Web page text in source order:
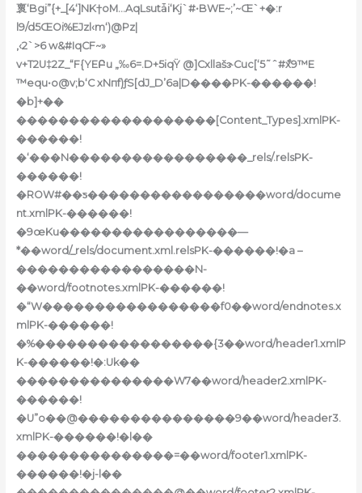
褱‘Bgi”{+_[4‘]NK†oM…AqLsutǡi‘Kj`#•BWE~;’~Œ`+�:r
l9/d5ŒOi%EJzl‹m‘)@Pz|
,‹2`>6 w&#IqCF~»
v+T2U‡2Z_“F{YEԲu „‰6=.D+5iqŸ @]CxllašɝCuc[‘5˜ˆ#ާx9™E
™equ•o@v;b‘C xNпf)ƒS[dJ_D’6a|D����PK-������!
�b]+��
�������������������[Content_Types].xmlPK-
������!
�‘���N�����������������_rels/.relsPK-
������!
�ROW#��ƽ�����������������word/docume
nt.xmlPK-������!
�9œKu�����������������—
*��word/_rels/document.xml.relsPK-������!�a –
�����������������N-
��word/footnotes.xmlPK-������!
�“W�����������������f0��word/endnotes.x
mlPK-������!
�%�����������������{3��word/header1.xmlP
K-������!�:Uk��
���������������W7��word/header2.xmlPK-
������!
�U”o��@���������������9��word/header3.
xmlPK-������!�l��
���������������=��word/footer1.xmlPK-
������!�j-l��